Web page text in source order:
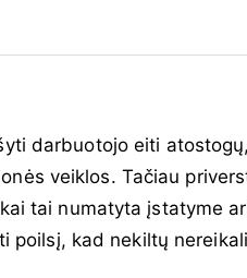
darbuotojo eiti
veiklos. Tačiau
tai numatyta įstatyme
poilsį, kad nekiltų